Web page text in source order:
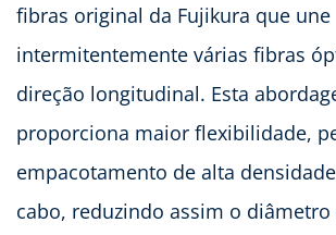
fibras original da Fujikura que une
intermitentemente várias fibras
direção longitudinal. Esta
proporciona maior flexibilidade,
empacotamento de alta
cabo, reduzindo assim o diâmetro